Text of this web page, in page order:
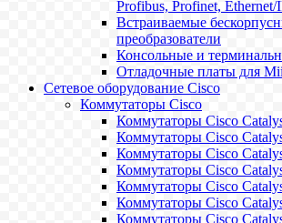
Profibus, Profinet, Ethernet/
Встраиваемые
преобразователи
Консольные и
Отладочные платы для
Сетевое оборудование Cisco
Коммутаторы Cisco
Коммутаторы Cisco
Коммутаторы Cisco
Коммутаторы Cisco
Коммутаторы Cisco
Коммутаторы Cisco
Коммутаторы Cisco
Коммутаторы Cisco